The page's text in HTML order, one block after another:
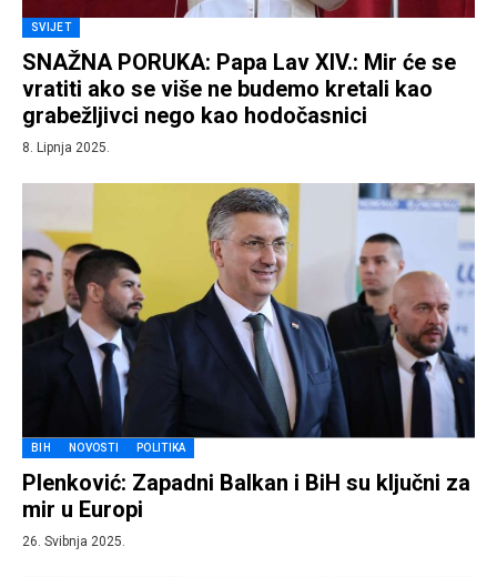
SVIJET
SNAŽNA PORUKA: Papa Lav XIV.: Mir će se
vratiti ako se više ne budemo kretali kao
grabežljivci nego kao hodočasnici
8. Lipnja 2025.
BIH NOVOSTI POLITIKA
Plenković: Zapadni Balkan i BiH su ključni za
mir u Europi
26. Svibnja 2025.